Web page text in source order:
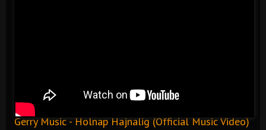
Gerry Music - Holnap Hajnalig (Official Music Video)